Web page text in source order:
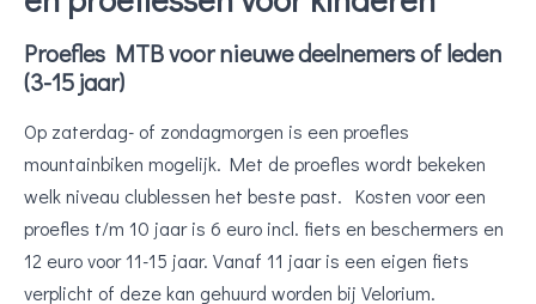
Proefles MTB voor nieuwe deelnemers of leden
(3-15 jaar)
Op zaterdag- of zondagmorgen is een proefles
mountainbiken mogelijk. Met de proefles wordt bekeken
welk niveau clublessen het beste past. Kosten voor een
proefles t/m 10 jaar is 6 euro incl. fiets en beschermers en
12 euro voor 11-15 jaar. Vanaf 11 jaar is een eigen fiets
verplicht of deze kan gehuurd worden bij Velorium.